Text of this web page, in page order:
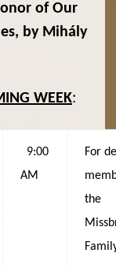
of Our
by Mihály
WEEK:
9:00
AM
For
the